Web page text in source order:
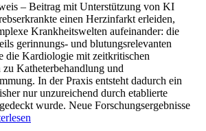
– Beitrag mit Unterstützung von KI
einen Herzinfarkt erleiden,
Krankheitswelten aufeinander: die
gerinnungs- und blutungsrelevanten
die Kardiologie mit zeitkritischen
zu Katheterbehandlung und
In der Praxis entsteht dadurch ein
nur unzureichend durch etablierte
wurde. Neue Forschungsergebnisse